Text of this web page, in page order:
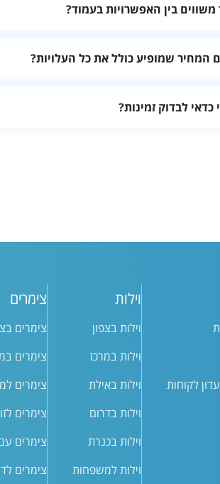
משווים בין האפשרויות בעמוד?
המחיר שמופיע כולל את כל העלויות?
כדאי לבדוק זמינות?
לקוחות
וילות
וילות בצפון
וילות במרכז
וילות באילת
וילות בדרום
וילות בכנרת
וילות למשפחות
צימרים
צימרים
צימרים
צימרים
צימרים
צימרים
צימרים